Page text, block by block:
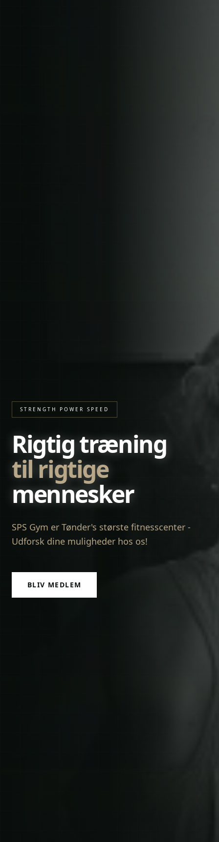
STRENGTH POWER SPEED
Rigtig træning
til rigtige
mennesker
SPS Gym er Tønder's største fitnesscenter -
Udforsk dine muligheder hos os!
BLIV MEDLEM